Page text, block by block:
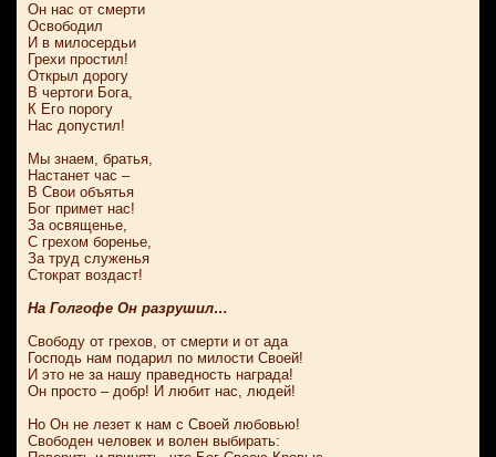
Он нас от смерти
Освободил
И в милосердьи
Грехи простил!
Открыл дорогу
В чертоги Бога,
К Его порогу
Нас допустил!
Мы знаем, братья,
Настанет час –
В Свои объятья
Бог примет нас!
За освященье,
С грехом боренье,
За труд служенья
Стократ воздаст!
На Голгофе Он разрушил…
Свободу от грехов, от смерти и от ада
Господь нам подарил по милости Своей!
И это не за нашу праведность награда!
Он просто – добр! И любит нас, людей!
Но Он не лезет к нам с Своей любовью!
Свободен человек и волен выбирать: